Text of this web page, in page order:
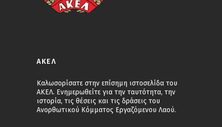
ΑΚΕΛ
Καλωσορίσατε στην επίσημη ιστοσελίδα του
ΑΚΕΛ. Ενημερωθείτε για την ταυτότητα, την
ιστορία, τις θέσεις και τις δράσεις του
Ανορθωτικού Κόμματος Εργαζόμενου Λαού.